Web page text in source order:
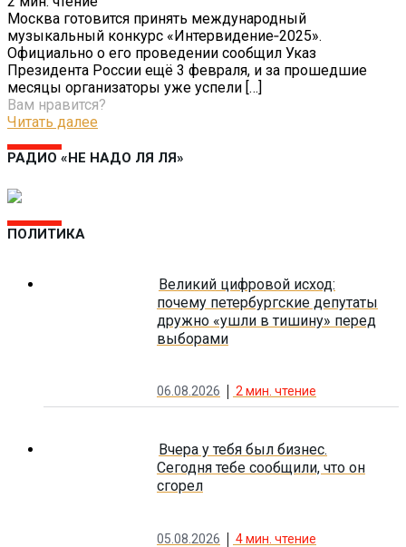
Москва готовится принять международный
музыкальный конкурс «Интервидение‑2025».
Официально о его проведении сообщил Указ
Президента России ещё 3 февраля, и за прошедшие
месяцы организаторы уже успели […]
Вам нравится?
Читать далее
РАДИО «НЕ НАДО ЛЯ ЛЯ»
ПОЛИТИКА
Великий цифровой исход:
почему петербургские депутаты
дружно «ушли в тишину» перед
выборами
06.08.2026 2 мин. чтение
Вчера у тебя был бизнес.
Сегодня тебе сообщили, что он
сгорел
05.08.2026 4мин. чтение